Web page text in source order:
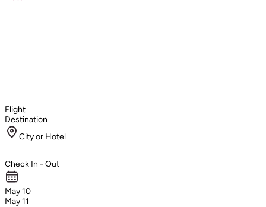
Flight
Destination
City or Hotel
Check In - Out
May 10
May 11